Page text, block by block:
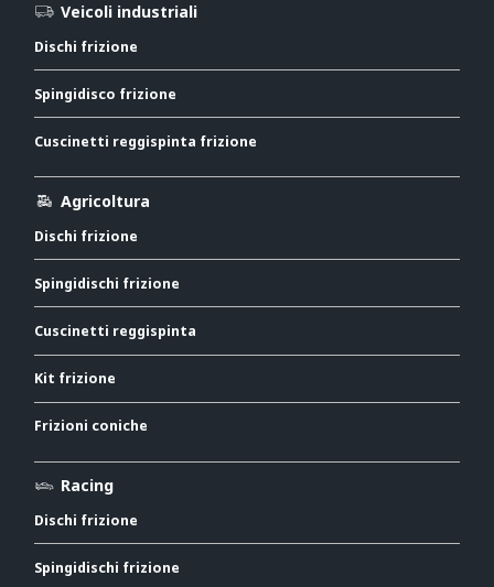
Veicoli industriali
Dischi frizione
Spingidisco frizione
Cuscinetti reggispinta frizione
Agricoltura
Dischi frizione
Spingidischi frizione
Cuscinetti reggispinta
Kit frizione
Frizioni coniche
Racing
Dischi frizione
Spingidischi frizione